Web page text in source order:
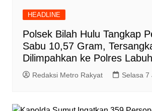
HEADLINE
Polsek Bilah Hulu Tangkap
Sabu 10,57 Gram,
Dilimpahkan ke Polres
Redaksi Metro Rakyat Selasa 7